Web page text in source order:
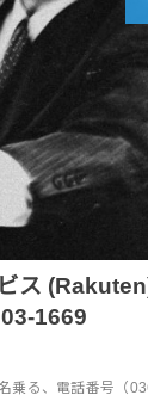
ス
1669​
乗る、電話番号（